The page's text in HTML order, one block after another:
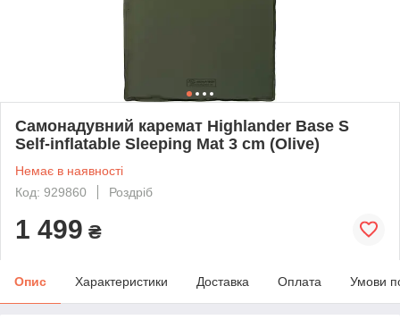
Самонадувний каремат Highlander Base S
Self-inflatable Sleeping Mat 3 cm (Olive)
Немає в наявності
Код: 929860
Роздріб
1 499 ₴
Опис Характеристики Доставка Оплата Умови